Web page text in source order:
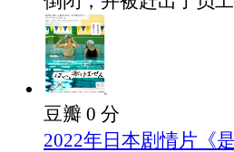
豆瓣 0 分
2022年日本剧情片《